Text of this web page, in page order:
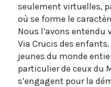
seulement virtuelles,
où se forme le
Nous l’avons entendu
Via Crucis des
jeunes du monde
particulier de ceux du
s’engagent pour la